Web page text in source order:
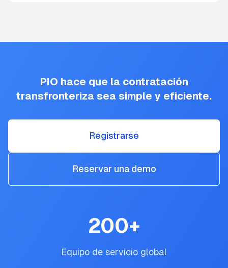
PIO hace que la contratación
transfronteriza sea simple y eficiente.
Registrarse
Reservar una demo
200+
Equipo de servicio global